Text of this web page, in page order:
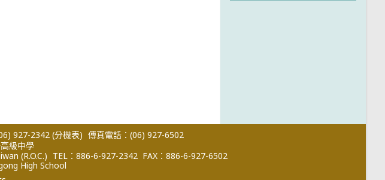
927-2342 (分機表) 傳真電話：(06) 927-6502
級中學
(R.O.C.) TEL：886-6-927-2342 FAX：886-6-927-6502
High School